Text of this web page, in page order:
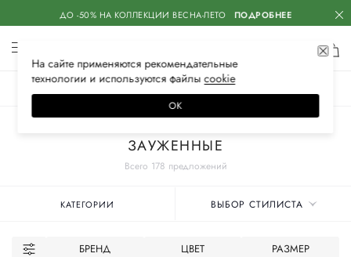
ДО -50% НА КОЛЛЕКЦИИ ВЕСНА-ЛЕТО ПОДРОБНЕЕ
Всего 178 предложений
ЗАУЖЕННЫЕ
КАТЕГОРИИ ВЫБОР СТИЛИСТА
БРЕНД ЦВЕТ РАЗМЕР
На сайте применяются рекомендательные
технологии и используются файлысооkiе
ОК